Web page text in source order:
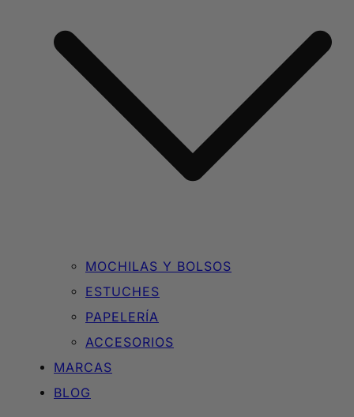
MOCHILAS Y BOLSOS
ESTUCHES
PAPELERÍA
ACCESORIOS
MARCAS
BLOG